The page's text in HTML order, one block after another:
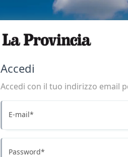
Accedi
Accedi con il tuo indirizzo email
E-mail*
Password*